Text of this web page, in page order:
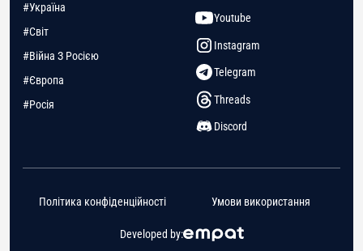
#Україна
#Світ
#Війна З Росією
#Європа
#Росія
Youtube
Instagram
Telegram
Threads
Discord
Developed by:
Політика конфіденційності Умови використання